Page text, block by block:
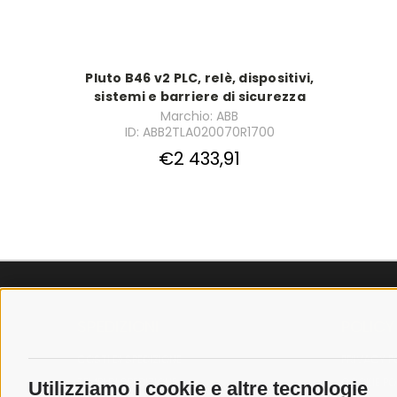
Utilizziamo i cookie e altre tecnologie
Pluto B46 v2 PLC, relè, dispositivi,
sistemi e barriere di sicurezza
Marchio: ABB
ID: ABB2TLA020070R1700
€2 433,91
COSTI DI SPEDIZIONE
TEMPI DI SPEDIZIONE
PRIVACY
COOKIE